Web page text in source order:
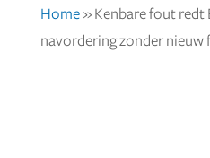
Home» Kenbare fout redt
navordering zonder nieuw